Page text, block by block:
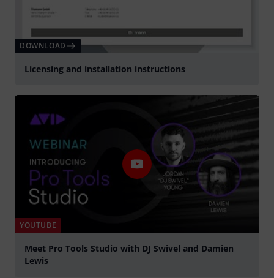
DOWNLOAD
Licensing and installation instructions
YOUTUBE
Meet Pro Tools Studio with DJ Swivel and Damien
Lewis